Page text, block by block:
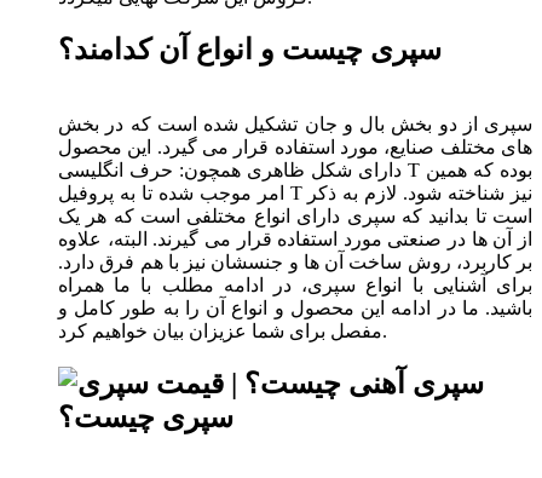
سپری چیست و انواع آن کدامند؟
سپری از دو بخش بال و جان تشکیل شده است که در بخش
های مختلف صنایع، مورد استفاده قرار می گیرد. این محصول
دارای شکل ظاهری همچون: حرف انگلیسی T بوده که همین
امر موجب شده تا به پروفیل T نیز شناخته شود. لازم به ذکر
است تا بدانید که سپری دارای انواع مختلفی است که هر یک
از آن ها در صنعتی مورد استفاده قرار می گیرند. البته، علاوه
بر کاربرد، روش ساخت آن ها و جنسشان نیز با هم فرق دارد.
برای آشنایی با انواع سپری، در ادامه مطلب با ما همراه
باشید. ما در ادامه این محصول و انواع آن را به طور کامل و
مفصل برای شما عزیزان بیان خواهیم کرد.
سپری چیست؟